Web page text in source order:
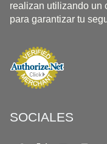
realizan utilizando un
para garantizar tu
SOCIALES